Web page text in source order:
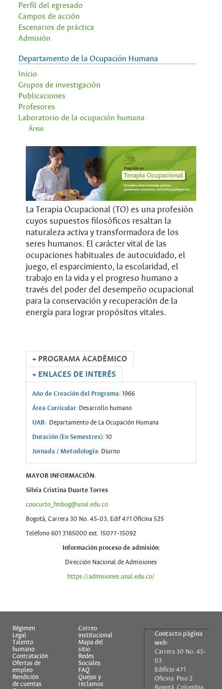
Perfil del egresado
Campos de acción
Escenarios de práctica
Admisión
Departamento de la Ocupación Humana
Inicio
Grupos de investigación
Publicaciones
Profesores
Laboratorio de la ocupación humana
Áreas
La Terapia Ocupacional (TO) es una profesión
cuyos supuestos filosóficos resaltan la
naturaleza activa y transformadora de los
seres humanos. El carácter vital de las
ocupaciones habituales de autocuidado, el
juego, el esparcimiento, la escolaridad, el
trabajo en la vida y el progreso humano a
través del poder del desempeño ocupacional
para la conservación y recuperación de la
energía para lograr propósitos vitales.
+ PROGRAMA ACADÉMICO
+ ENLACES DE INTERÉS
Año de Creación del Programa:1966
Área Curricular:Desarrollo humano
UAB:Departamento de La Ocupación Humana
Duración (En Semestres):10
Jornada / Metodología:Diurno
MAYOR INFORMACIÓN:
Silvia Cristina Duarte Torres
coocurto_fmbog@unal.edu.co
Bogotá, Carrera 30 No. 45-03, Edif 471 Oficina 525
Teléfono 601 3165000 ext. 15077-15092
Información proceso de admisión:
Dirección Nacional de Admisiones
https://admisiones.unal.edu.co/
Régimen
Legal
Talento
humano
Contratación
Ofertas de
empleo
Rendición
de cuentas
Correo
institucional
Mapa del
sitio
Redes
Sociales
FAQ
Quejas y
reclamos
Contacto página
web:
Carrera 30 No. 45-
03
Edificio 471
Oficina: Piso 2